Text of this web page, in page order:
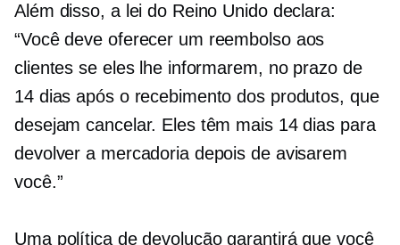
Além disso, a lei do Reino Unido declara:
“Você deve oferecer um reembolso aos
clientes se eles lhe informarem, no prazo de
14 dias após o recebimento dos produtos, que
desejam cancelar. Eles têm mais 14 dias para
devolver a mercadoria depois de avisarem
você.”
Uma política de devolução garantirá que você